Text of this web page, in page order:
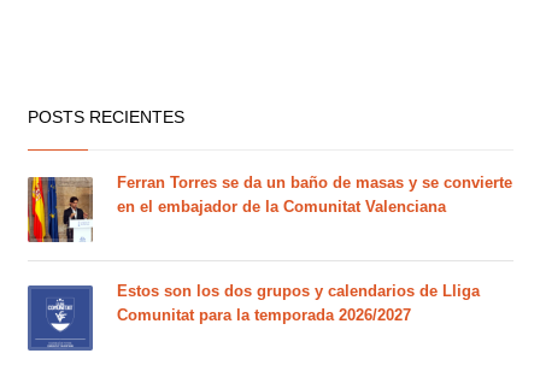
POSTS RECIENTES
Ferran Torres se da un baño de masas y se convierte
en el embajador de la Comunitat Valenciana
Estos son los dos grupos y calendarios de Lliga
Comunitat para la temporada 2026/2027